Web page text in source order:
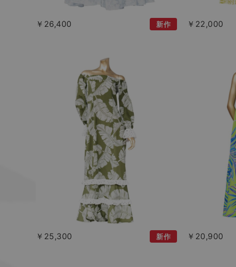
￥26,400 新作 ￥22,000
￥25,300 新作 ￥20,900